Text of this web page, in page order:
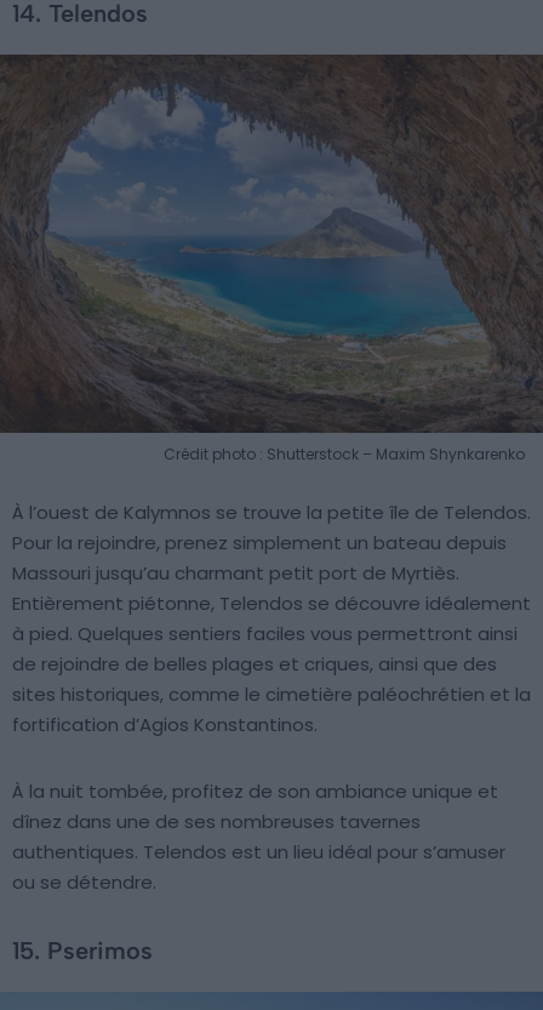
14. Telendos
Crédit photo : Shutterstock – Maxim Shynkarenko
À l’ouest de Kalymnos se trouve la petite île de Telendos.
Pour la rejoindre, prenez simplement un bateau depuis
Massouri jusqu’au charmant petit port de Myrtiès.
Entièrement piétonne, Telendos se découvre idéalement
à pied. Quelques sentiers faciles vous permettront ainsi
de rejoindre de belles plages et criques, ainsi que des
sites historiques, comme le cimetière paléochrétien et la
fortification d’Agios Konstantinos.
À la nuit tombée, profitez de son ambiance unique et
dînez dans une de ses nombreuses tavernes
authentiques. Telendos est un lieu idéal pour s’amuser
ou se détendre.
15. Pserimos